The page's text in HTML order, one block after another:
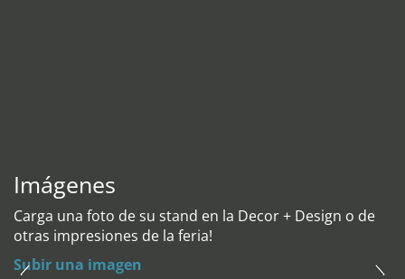
Imágenes
Carga una foto de su stand en la Decor + Design o de
otras impresiones de la feria!
Subir una imagen